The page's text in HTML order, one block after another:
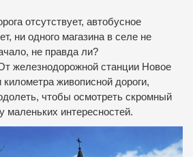
отсутствует, автобусное
ни одного магазина в селе не
не правда ли?
железнодорожной станции Новое
живописной дороги,
чтобы осмотреть скромный
маленьких интересностей.